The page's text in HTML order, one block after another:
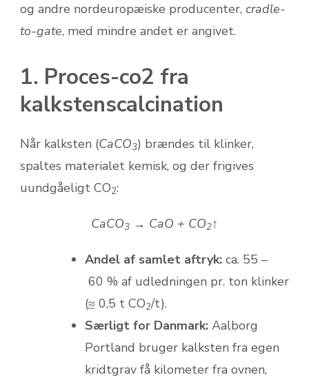
og andre nordeuropæiske producenter, cradle-
to-gate, med mindre andet er angivet.
1. Proces-co2 fra
kalkstens­calcination
Når kalksten (CaCO3) brændes til klinker,
spaltes materialet kemisk, og der frigives
uundgåeligt CO2:
CaCO3 → CaO + CO2↑
Andel af samlet aftryk: ca. 55 –
60 % af udledningen pr. ton klinker
(≈ 0,5 t CO2/t).
Særligt for Danmark: Aalborg
Portland bruger kalksten fra egen
kridtgrav få kilometer fra ovnen,